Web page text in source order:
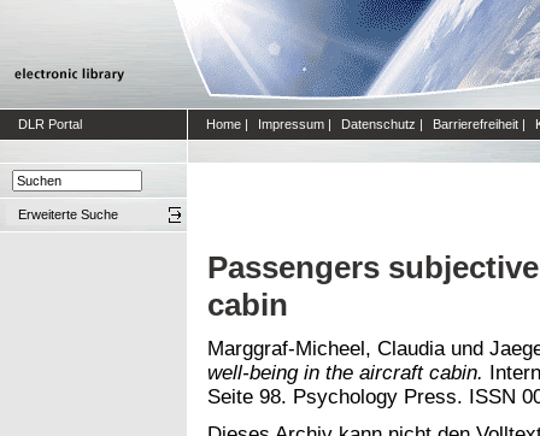
DLR Portal Home | Impressum | Datenschutz | Barrierefreiheit |
Erweiterte Suche
Passengers
cabin
Marggraf-Micheel, Claudia und
well-being in the aircraft cabin.
Seite 98. Psychology Press. ISSN